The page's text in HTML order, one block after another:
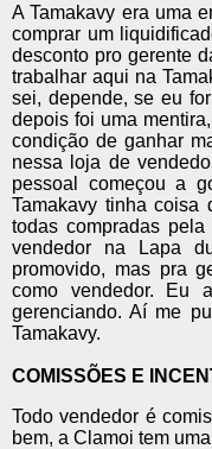
A Tamakavy era uma
comprar um
desconto pro gerente
trabalhar aqui na
sei, depende, se eu
depois foi uma
condição de ganhar
nessa loja de
pessoal começou a
Tamakavy tinha coisa
todas compradas
vendedor na Lapa
promovido, mas pra
como vendedor. Eu
gerenciando. Aí me
Tamakavy.
COMISSÕES E
Todo vendedor é
bem, a Clamoi tem